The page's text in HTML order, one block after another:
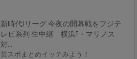
新時代Jリーグ 今夜の開幕戦をフジテ
レビ系列 生中継 横浜F・マリノス
対...
芸スポまとめイッテみよう！